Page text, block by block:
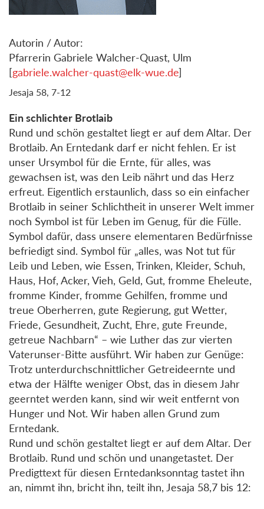
Autorin / Autor:
Pfarrerin Gabriele Walcher-Quast, Ulm
[gabriele.walcher-quast@elk-wue.de]
Jesaja 58, 7-12
Ein schlichter Brotlaib
Rund und schön gestaltet liegt er auf dem Altar. Der
Brotlaib. An Erntedank darf er nicht fehlen. Er ist
unser Ursymbol für die Ernte, für alles, was
gewachsen ist, was den Leib nährt und das Herz
erfreut. Eigentlich erstaunlich, dass so ein einfacher
Brotlaib in seiner Schlichtheit in unserer Welt immer
noch Symbol ist für Leben im Genug, für die Fülle.
Symbol dafür, dass unsere elementaren Bedürfnisse
befriedigt sind. Symbol für „alles, was Not tut für
Leib und Leben, wie Essen, Trinken, Kleider, Schuh,
Haus, Hof, Acker, Vieh, Geld, Gut, fromme Eheleute,
fromme Kinder, fromme Gehilfen, fromme und
treue Oberherren, gute Regierung, gut Wetter,
Friede, Gesundheit, Zucht, Ehre, gute Freunde,
getreue Nachbarn“ – wie Luther das zur vierten
Vaterunser-Bitte ausführt. Wir haben zur Genüge:
Trotz unterdurchschnittlicher Getreideernte und
etwa der Hälfte weniger Obst, das in diesem Jahr
geerntet werden kann, sind wir weit entfernt von
Hunger und Not. Wir haben allen Grund zum
Erntedank.
Rund und schön gestaltet liegt er auf dem Altar. Der
Brotlaib. Rund und schön und unangetastet. Der
Predigttext für diesen Erntedanksonntag tastet ihn
an, nimmt ihn, bricht ihn, teilt ihn, Jesaja 58,7 bis 12: